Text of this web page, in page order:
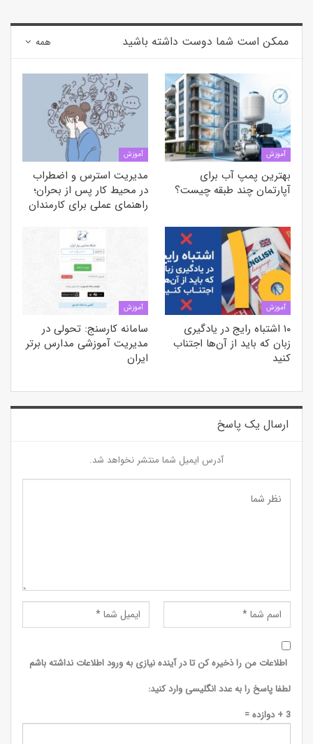
همه ممکن است شما دوست داشته باشید
آموزش
بهترین پمپ آب برای
آپارتمان چند طبقه چیست؟
آموزش
مدیریت استرس و اضطراب
در محیط کار پس از بحران؛
راهنمای عملی برای کارمندان
آموزش
۱۰ اشتباه رایج در یادگیری
زبان که باید از آن‌ها اجتناب
کنید
آموزش
سامانه کارسنج: تحولی در
مدیریت آموزشی مدارس برتر
ایران
ارسال یک پاسخ
آدرس ایمیل شما منتشر نخواهد شد.
اطلاعات من را ذخیره کن تا در آینده نیازی به ورود اطلاعات نداشته باشم
لطفا پاسخ را به عدد انگلیسی وارد کنید:
3 + دوازده =